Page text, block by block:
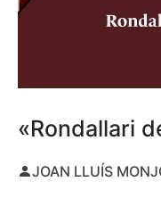
«Rondallari
JOAN LLUÍS